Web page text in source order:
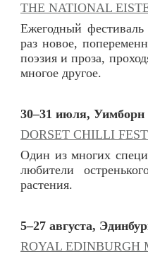
THE NATIONAL
Ежегодный
раз новое,
поэзия и проза,
многое другое.
30–31 июля,
DORSET CHILLI
Один из многих
любители
растения.
5–27 августа,
ROYAL EDINBURGH